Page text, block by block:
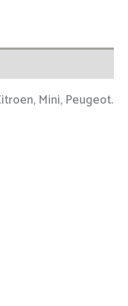
Mini, Peugeot.